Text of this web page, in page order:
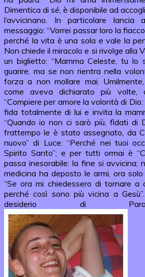
Dimentica di sé, è disponibile ad
l’avvicinano. In particolare lancia
messaggio: “Vorrei passar loro la
perché la vita è una sola e vale la
Non chiede il miracolo e si rivolge alla
un biglietto: “Mamma Celeste, tu lo
guarire, ma se non rientra nella
forza a non mollare mai.
come aveva dichiarato più volte,
“Compiere per amore la volontà di Dio:
fida totalmente di lui e invita la
“Quando io non ci sarò più, fìdati di
frattempo le è stato assegnato, da
nuovo” di Luce: “Perché nei tuoi
Spirito Santo”; e per tutti ormai è
passa inesorabile: la fine si avvicina;
medicina ha deposto le armi, ora solo
“Se ora mi chiedessero di tornare a
perché così sono più vicina a
desiderio di